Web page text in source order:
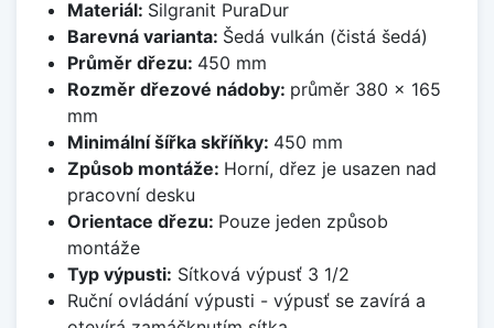
Materiál: Silgranit PuraDur
Barevná varianta: Šedá vulkán (čistá šedá)
Průměr dřezu: 450 mm
Rozměr dřezové nádoby: průměr 380 x 165
mm
Minimální šířka skříňky: 450 mm
Způsob montáže: Horní, dřez je usazen nad
pracovní desku
Orientace dřezu: Pouze jeden způsob
montáže
Typ výpusti: Sítková výpusť 3 1/2
Ruční ovládání výpusti - výpusť se zavírá a